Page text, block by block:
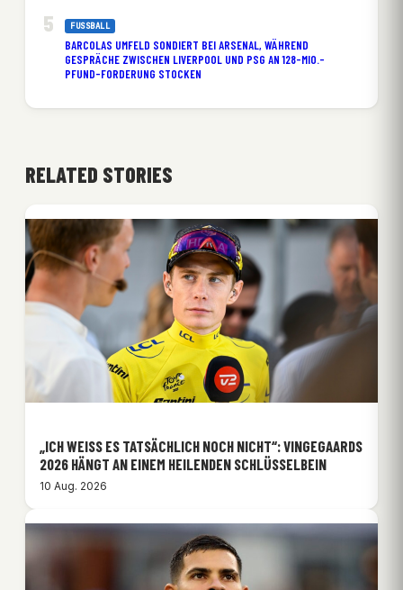
FUSSBALL
BARCOLAS UMFELD SONDIERT BEI ARSENAL, WÄHREND
GESPRÄCHE ZWISCHEN LIVERPOOL UND PSG AN 128-MIO.-
PFUND-FORDERUNG STOCKEN
RELATED STORIES
„ICH WEISS ES TATSÄCHLICH NOCH NICHT“: VINGEGAARDS 2
026 HÄNGT AN EINEM HEILENDEN SCHLÜSSELBEIN
10 Aug. 2026